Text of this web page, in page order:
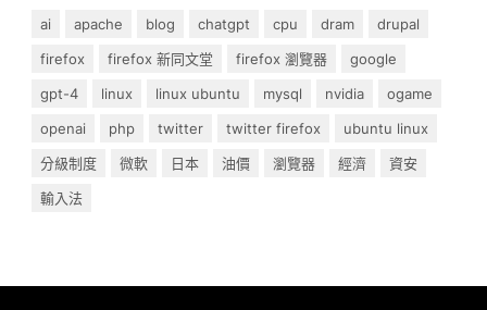
ai apache blog chatgpt cpu dram
drupal
firefox
firefox 新同文堂 firefox 瀏覽器
google
gpt-4
linux linux ubuntu mysql nvidia
ogame
openai
php twitter twitter firefox
ubuntu linux
分級制度
微軟 日本 油價 瀏覽器 經濟
資安
輸入法